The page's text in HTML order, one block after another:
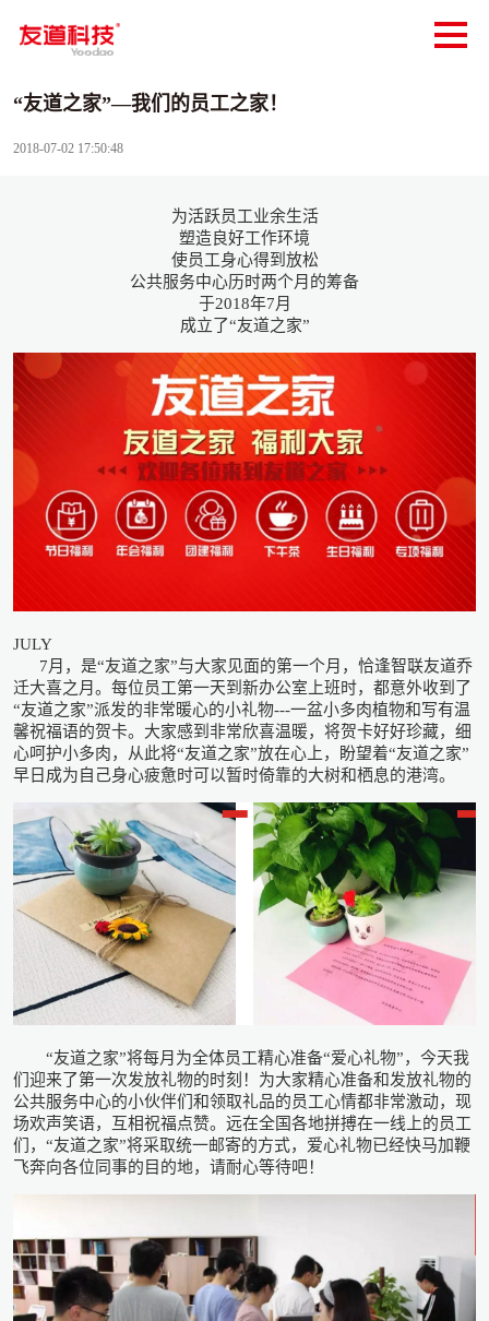
“友道之家”—我们的员工之家！
2018-07-02 17:50:48
为活跃员工业余生活
塑造良好工作环境
使员工身心得到放松
公共服务中心历时两个月的筹备
于2018年7月
成立了“友道之家”
JULY
7月，是“友道之家”与大家见面的第一个月，恰逢智联友道乔
迁大喜之月。每位员工第一天到新办公室上班时，都意外收到了
“友道之家”派发的非常暖心的小礼物---一盆小多肉植物和写有温
馨祝福语的贺卡。大家感到非常欣喜温暖，将贺卡好好珍藏，细
心呵护小多肉，从此将“友道之家”放在心上，盼望着“友道之家”
早日成为自己身心疲惫时可以暂时倚靠的大树和栖息的港湾。
“友道之家”将每月为全体员工精心准备“爱心礼物”，今天我
们迎来了第一次发放礼物的时刻！为大家精心准备和发放礼物的
公共服务中心的小伙伴们和领取礼品的员工心情都非常激动，现
场欢声笑语，互相祝福点赞。远在全国各地拼搏在一线上的员工
们，“友道之家”将采取统一邮寄的方式，爱心礼物已经快马加鞭
飞奔向各位同事的目的地，请耐心等待吧！